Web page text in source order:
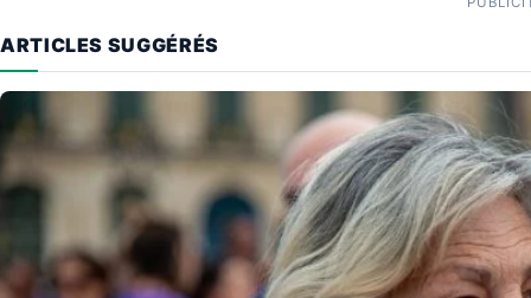
ARTICLES SUGGÉRÉS